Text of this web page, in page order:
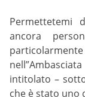
Permettetemi
ancora
intitolato –
che è stato uno